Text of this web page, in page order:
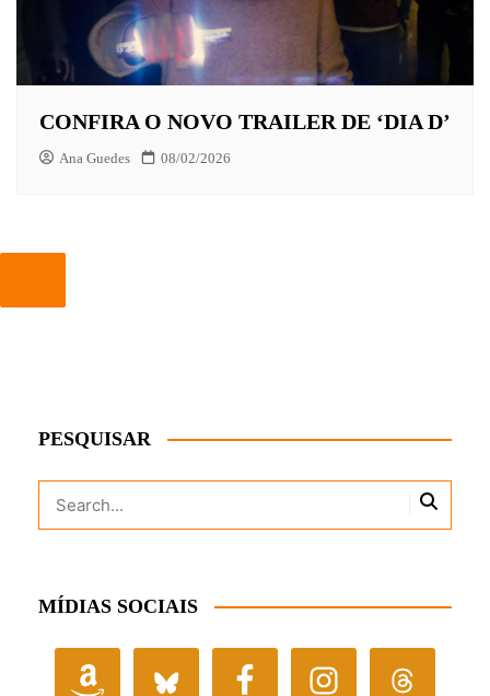
CONFIRA O NOVO TRAILER DE ‘DIA D’
Ana Guedes 08/02/2026
PESQUISAR
MÍDIAS SOCIAIS